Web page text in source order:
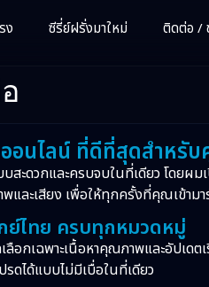
ง ซีรี่ย์ฝรั่งมาใหม่ ติดต่อ /
อนไลน์ ที่ดีที่สุดสำหรั
สะดวกและครบจบในที่เดียว โดยผม
และเสียง เพื่อให้ทุกครั้งที่คุณเข้า
ย์ไทย ครบทุกหมวดหมู่
อกเฉพาะเนื้อหาคุณภาพและอัปเด
รดได้แบบไม่มีเบื่อในที่เดียว